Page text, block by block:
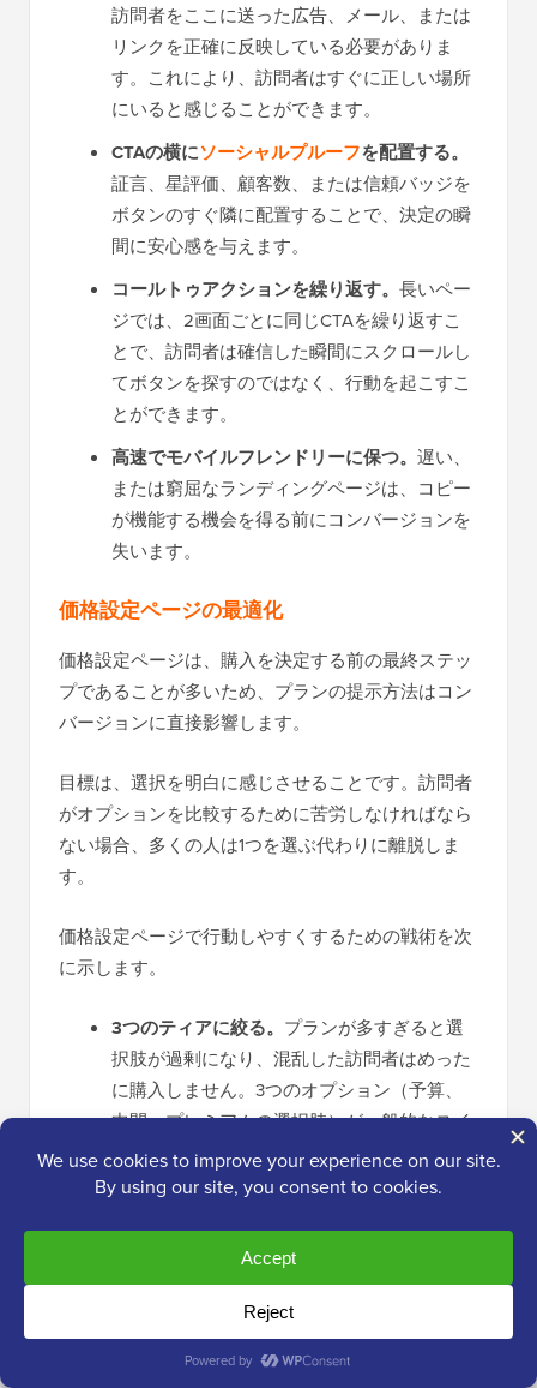
訪問者をここに送った広告、メール、または
リンクを正確に反映している必要がありま
す。これにより、訪問者はすぐに正しい場所
にいると感じることができます。
CTAの横にソーシャルプルーフを配置する。
証言、星評価、顧客数、または信頼バッジを
ボタンのすぐ隣に配置することで、決定の瞬
間に安心感を与えます。
コールトゥアクションを繰り返す。 長いペー
ジでは、2画面ごとに同じCTAを繰り返すこ
とで、訪問者は確信した瞬間にスクロールし
てボタンを探すのではなく、行動を起こすこ
とができます。
高速でモバイルフレンドリーに保つ。 遅い、
または窮屈なランディングページは、コピー
が機能する機会を得る前にコンバージョンを
失います。
価格設定ページの最適化
価格設定ページは、購入を決定する前の最終ステッ
プであることが多いため、プランの提示方法はコン
バージョンに直接影響します。
目標は、選択を明白に感じさせることです。訪問者
がオプションを比較するために苦労しなければなら
ない場合、多くの人は1つを選ぶ代わりに離脱しま
す。
価格設定ページで行動しやすくするための戦術を次
に示します。
3つのティアに絞る。 プランが多すぎると選
択肢が過剰になり、混乱した訪問者はめった
に購入しません。3つのオプション（予算、
中間、プレミアムの選択肢）が一般的なスイ
ートスポットです。
推奨プランを強調する。「最も人気」ラベル
または対照的な色を1つのティアに追加して、
最初に目に留まるようにします。これによ
り、決定が固定され、最も売りたいプランに
月額と年額のトグルを提供する。